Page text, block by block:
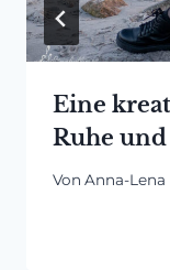
Eine
Ruhe
Von Anna-Lena